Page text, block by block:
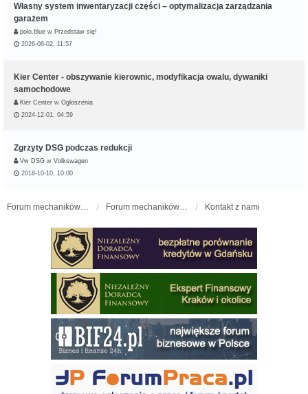
Własny system inwentaryzacji części – optymalizacja zarządzania
garażem
polo.blue w Przedstaw się!
2026-06-02, 11:57
Kier Center - obszywanie kierownic, modyfikacja owalu, dywaniki
samochodowe
Kier Center w Ogłoszenia
2024-12-01, 04:59
Zgrzyty DSG podczas redukcji
Vw DSG w Volkswagen
2018-10-10, 10:00
Kontakt z nami